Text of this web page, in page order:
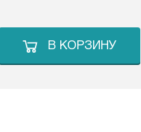
В КОРЗИНУ